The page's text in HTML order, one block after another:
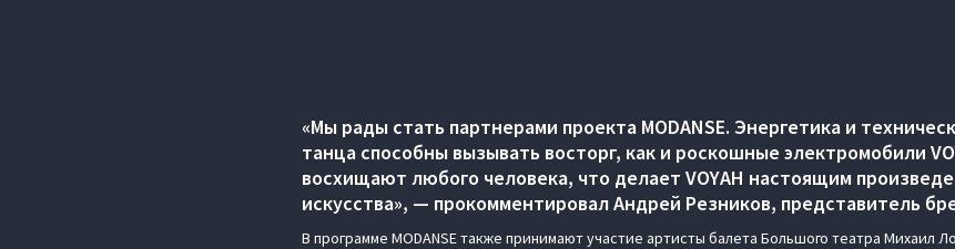
«Мы рады стать партнерами проекта MODANSE. Энергетика и
танца способны вызывать восторг, как и роскошные электромобили
восхищают любого человека, что делает VOYAH настоящим
искусства», — прокомментировал Андрей Резников, представитель
В программе MODANSE также принимают участие артисты балета Большого театра Михаил